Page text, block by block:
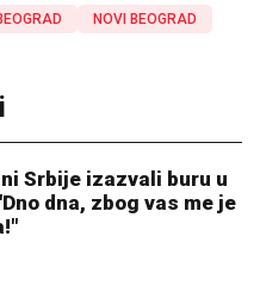
NOVI BEOGRAD
Srbije izazvali buru u
dna, zbog vas me je